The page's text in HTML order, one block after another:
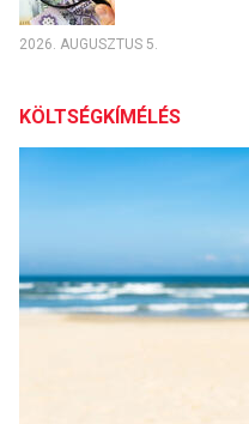
2026. AUGUSZTUS 5.
KÖLTSÉGKÍMÉLÉS